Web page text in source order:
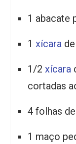
1 abacate
1 xícara
1/2 xícara
cortadas
4 folhas
1 maço